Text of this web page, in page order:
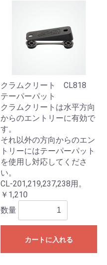
クラムクリート CL818
テーパーパット
クラムクリートは水平方向
からのエントリーに有効で
す。
それ以外の方向からのエン
トリーにはテーパーパット
を使用し対応してくださ
い。
CL-201,219,237,238用。
￥1,210
数量
カートに入れる